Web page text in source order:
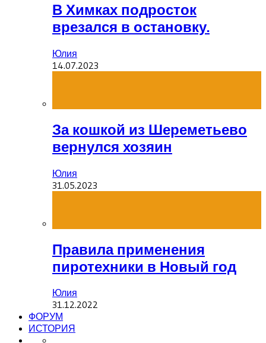
В Химках подросток
врезался в остановку.
Юлия
14.07.2023
За кошкой из Шереметьево
вернулся хозяин
Юлия
31.05.2023
Правила применения
пиротехники в Новый год
Юлия
31.12.2022
ФОРУМ
ИСТОРИЯ